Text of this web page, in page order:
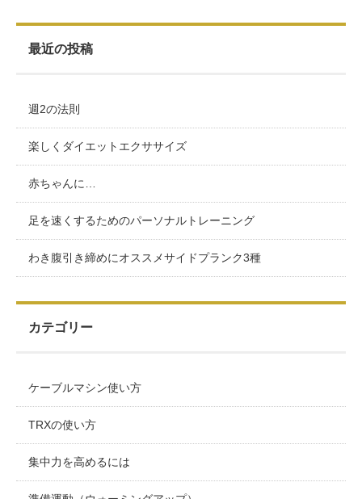
最近の投稿
週2の法則
楽しくダイエットエクササイズ
赤ちゃんに…
足を速くするためのパーソナルトレーニング
わき腹引き締めにオススメサイドプランク3種
カテゴリー
ケーブルマシン使い方
TRXの使い方
集中力を高めるには